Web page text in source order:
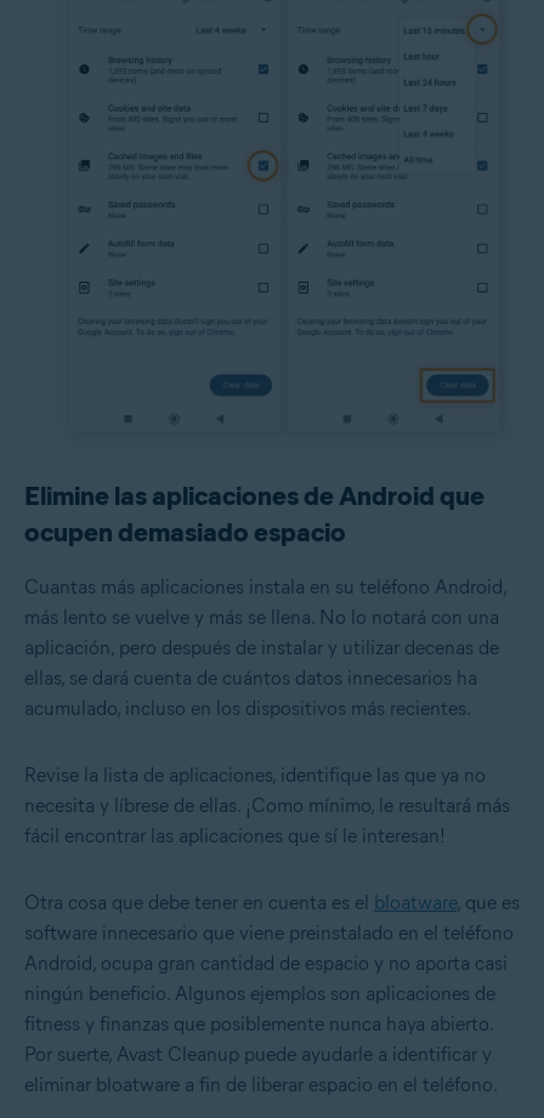
Elimine las aplicaciones de Android que
ocupen demasiado espacio
Cuantas más aplicaciones instala en su teléfono Android,
más lento se vuelve y más se llena. No lo notará con una
aplicación, pero después de instalar y utilizar decenas de
ellas, se dará cuenta de cuántos datos innecesarios ha
acumulado, incluso en los dispositivos más recientes.
Revise la lista de aplicaciones, identifique las que ya no
necesita y líbrese de ellas. ¡Como mínimo, le resultará más
fácil encontrar las aplicaciones que sí le interesan!
Otra cosa que debe tener en cuenta es el bloatware, que es
software innecesario que viene preinstalado en el teléfono
Android, ocupa gran cantidad de espacio y no aporta casi
ningún beneficio. Algunos ejemplos son aplicaciones de
fitness y finanzas que posiblemente nunca haya abierto.
Por suerte, Avast Cleanup puede ayudarle a identificar y
eliminar bloatware a fin de liberar espacio en el teléfono.